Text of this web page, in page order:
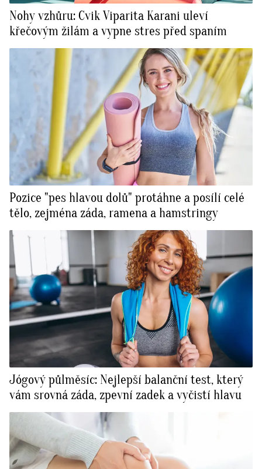
Nohy vzhůru: Cvik Viparita Karani uleví
křečovým žilám a vypne stres před spaním
Pozice "pes hlavou dolů" protáhne a posílí celé
tělo, zejména záda, ramena a hamstringy
Jógový půlměsíc: Nejlepší balanční test, který
vám srovná záda, zpevní zadek a vyčistí hlavu